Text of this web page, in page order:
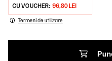
CU VOUCHER: 96,80 LEI
Termeni de utilizare